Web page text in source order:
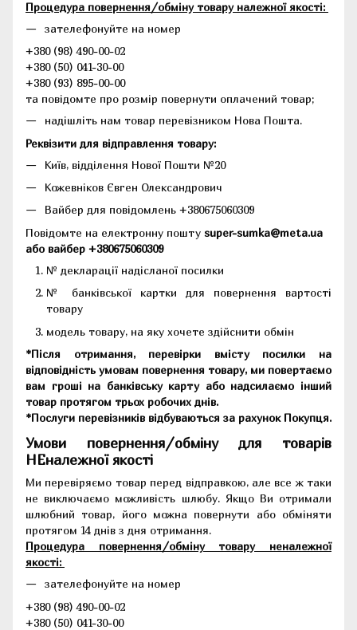
Процедура повернення/обміну товару належної якості:
зателефонуйте на номер
+380 (98) 490-00-02
+380 (50) 041-30-00
+380 (93) 895-00-00
та повідомте про розмір повернути оплачений товар;
надішліть нам товар перевізником Нова Пошта.
Реквізити для відправлення товару:
Київ, відділення Нової Пошти №20
Кожевніков Євген Олександрович
Вайбер для повідомлень +380675060309
Повідомте на електронну пошту super-sumka@meta.ua
або вайбер +380675060309
№ декларації надісланої посилки
№ банківської картки для повернення вартості
товару
модель товару, на яку хочете здійснити обмін
*Після отримання, перевірки вмісту посилки на
відповідність умовам повернення товару, ми повертаємо
вам гроші на банківську карту або надсилаємо інший
товар протягом трьох робочих днів.
*Послуги перевізників відбуваються за рахунок Покупця.
Умови повернення/обміну для товарів
НЕналежної якості
Ми перевіряємо товар перед відправкою, але все ж таки
не виключаємо можливість шлюбу. Якщо Ви отримали
шлюбний товар, його можна повернути або обміняти
протягом 14 днів з дня отримання.
Процедура повернення/обміну товару неналежної
якості:
зателефонуйте на номер
+380 (98) 490-00-02
+380 (50) 041-30-00